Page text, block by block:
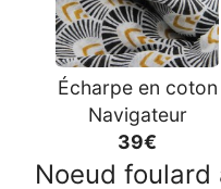
Écharpe en coton
Navigateur
39€
Noeud